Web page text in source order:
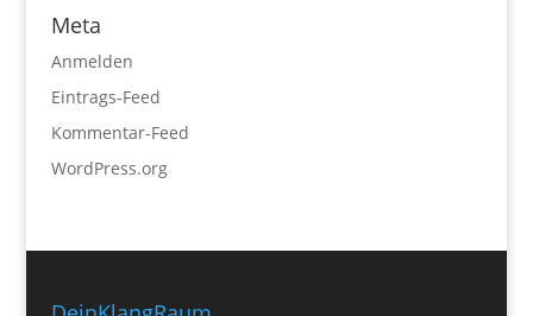
Meta
Anmelden
Eintrags-Feed
Kommentar-Feed
WordPress.org